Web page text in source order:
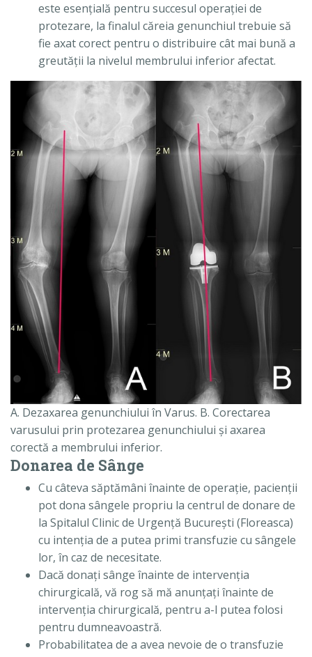
este esenţială pentru succesul operaţiei de
protezare, la finalul căreia genunchiul trebuie să
fie axat corect pentru o distribuire cât mai bună a
greutăţii la nivelul membrului inferior afectat.
A. Dezaxarea genunchiului în Varus. B. Corectarea
varusului prin protezarea genunchiului şi axarea
corectă a membrului inferior.
Donarea de Sânge
Cu câteva săptămâni înainte de operaţie, pacienţii
pot dona sângele propriu la centrul de donare de
la Spitalul Clinic de Urgenţă Bucureşti (Floreasca)
cu intenţia de a putea primi transfuzie cu sângele
lor, în caz de necesitate.
Dacă donaţi sânge înainte de intervenţia
chirurgicală, vă rog să mă anunţaţi înainte de
intervenţia chirurgicală, pentru a-l putea folosi
pentru dumneavoastră.
Probabilitatea de a avea nevoie de o transfuzie